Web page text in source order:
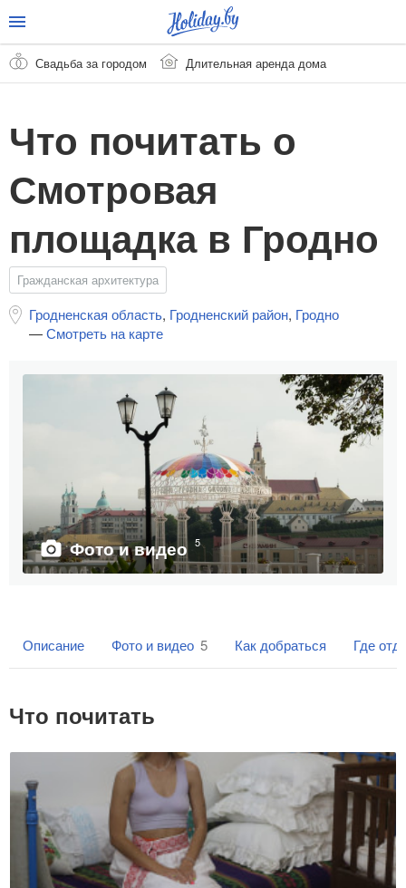
Свадьба за городом Длительная аренда дома
Что почитать о
Смотровая
площадка в Гродно
Гражданская архитектура
Гродненская область, Гродненский район, Гродно
—Смотреть на карте
Фото и видео 5
Описание Фото и видео 5 Как добраться Где
Что почитать